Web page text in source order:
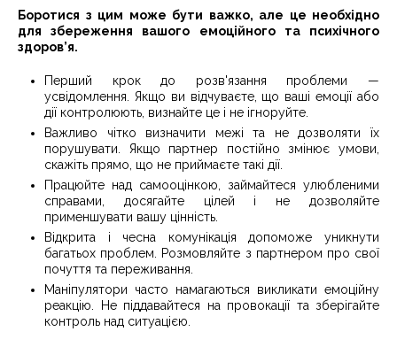
Боротися з цим може бути важко, але це необхідно
для збереження вашого емоційного та психічного
здоров’я.
Перший крок до розв'язання проблеми —
усвідомлення. Якщо ви відчуваєте, що ваші емоції або
дії контролюють, визнайте це і не ігноруйте.
Важливо чітко визначити межі та не дозволяти їх
порушувати. Якщо партнер постійно змінює умови,
скажіть прямо, що не приймаєте такі дії.
Працюйте над самооцінкою, займайтеся улюбленими
справами, досягайте цілей і не дозволяйте
применшувати вашу цінність.
Відкрита і чесна комунікація допоможе уникнути
багатьох проблем. Розмовляйте з партнером про свої
почуття та переживання.
Маніпулятори часто намагаються викликати емоційну
реакцію. Не піддавайтеся на провокації та зберігайте
контроль над ситуацією.